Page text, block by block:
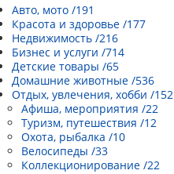
Каталог сайтов
| Регистрация |
Авто, мото /191
Красота и здоровье /177
Недвижимость /216
Бизнес и услуги /714
Детские товары /65
Домашние животные /536
Отдых, увлечения, хобби /152
Афиша, мероприятия /22
Туризм, путешествия /12
Охота, рыбалка /10
Велосипеды /33
Коллекционирование /22